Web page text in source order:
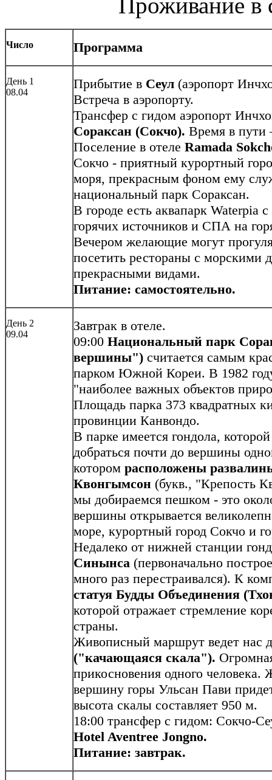
Число Программа
День 1
08.04
Прибытие в Сеул (аэропорт
Встреча в аэропорту.
Трансфер с гидом аэропорт
Сораксан (Сокчо). Время в пути
Поселение в отеле Ramada
Сокчо - приятный курортный
моря, прекрасным фоном ему
национальный парк Сораксан.
В городе есть аквапарк Waterpia
горячих источников и СПА на
Вечером желающие могут
посетить рестораны с морскими
прекрасными видами.
Питание: самостоятельно.
День 2
09.04
Завтрак в отеле.
09:00 Национальный парк
вершины") считается самым
парком Южной Кореи. В 1982
"наиболее важных объектов
Площадь парка 373 квадратных
провинции Канвондо.
В парке имеется гондола,
добраться почти до вершины
котором расположены
Квонгымсон (букв., "Крепость
мы добираемся пешком - это
вершины открывается
море, курортный город Сокчо и
Недалеко от нижней станции
Синынса (первоначально
много раз перестраивался). К
статуя Будды Объединения
которой отражает стремление
страны.
Живописный маршрут ведет нас
("качающаяся скала").
прикосновения одного
вершину горы Ульсан Пави
высота скалы составляет 950 м.
18:00 трансфер с гидом: Сокчо-
Hotel Aventree Jongno.
Питание: завтрак.